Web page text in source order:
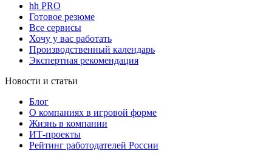
hh PRO
Готовое резюме
Все сервисы
Хочу у вас работать
Производственный календарь
Экспертная рекомендация
Новости и статьи
Блог
О компаниях в игровой форме
Жизнь в компании
ИТ-проекты
Рейтинг работодателей России